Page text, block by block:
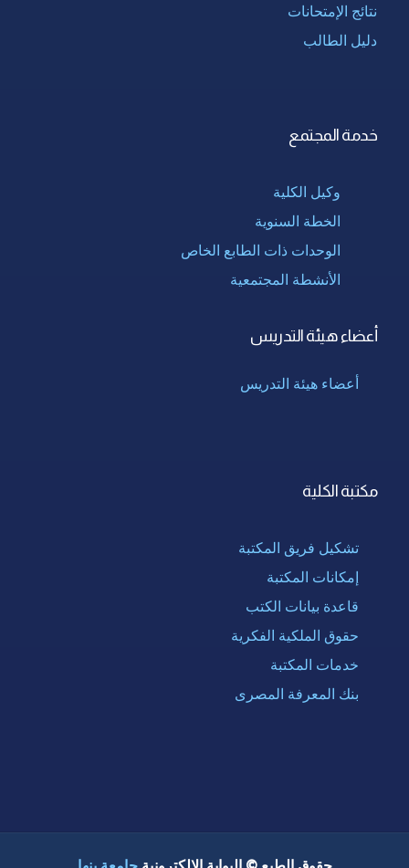
نتائج الإمتحانات
دليل الطالب
خدمة المجتمع
وكيل الكلية
الخطة السنوية
الوحدات ذات الطابع الخاص
الأنشطة المجتمعية
أعضاء هيئة التدريس
أعضاء هيئة التدريس
مكتبة الكلية
تشكيل فريق المكتبة
إمكانات المكتبة
قاعدة بيانات الكتب
حقوق الملكية الفكرية
خدمات المكتبة
بنك المعرفة المصرى